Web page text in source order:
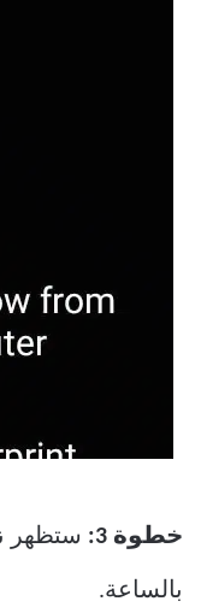
خطوة 3: ستظهر
بالساعة.